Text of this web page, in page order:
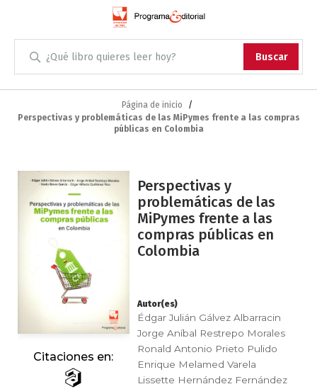
Buscar
Administración
Antropología
Arqueología
Artes escénicas
Biología
Ciencias
Ciencia política
Ciencias Sociales
Skip
Content
Página de inicio
Perspectivas y problemáticas de las MiPymes frente a las compras
públicas en Colombia
Saltar
final
galería
imágenes
Citaciones en:
Perspectivas y
problemáticas de las
MiPymes frente a las
compras públicas en
Colombia
Autor(es)
Édgar Julián Gálvez Albarracin
Jorge Aníbal Restrepo Morales
Ronald Antonio Prieto Pulido
Enrique Melamed Varela
Lissette Hernández Fernández